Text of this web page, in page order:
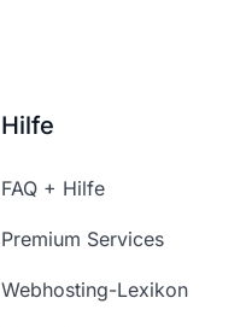
Hilfe
FAQ + Hilfe
Premium Services
Webhosting-Lexikon